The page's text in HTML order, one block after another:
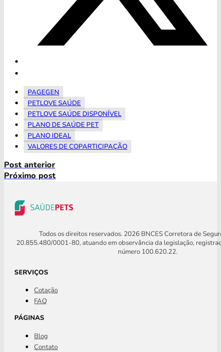
PAGEGEN
PETLOVE SAÚDE
PETLOVE SAÚDE DISPONÍVEL
PLANO DE SAÚDE PET
PLANO IDEAL
VALORES DE COPARTICIPAÇÃO
Post anterior
Próximo post
Todos os direitos reservados. 2026 BNCES Corretora de
20.855.480/0001-80, atuando em observância da legislação,
número 100.620.22.
SERVIÇOS
Cotação
FAQ
PÁGINAS
Blog
Contato